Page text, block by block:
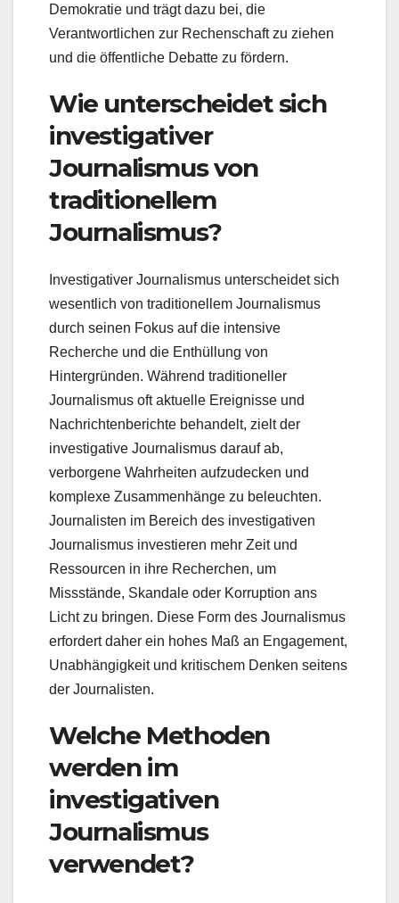
Demokratie und trägt dazu bei, die
Verantwortlichen zur Rechenschaft zu ziehen
und die öffentliche Debatte zu fördern.
Wie unterscheidet sich
investigativer
Journalismus von
traditionellem
Journalismus?
Investigativer Journalismus unterscheidet sich
wesentlich von traditionellem Journalismus
durch seinen Fokus auf die intensive
Recherche und die Enthüllung von
Hintergründen. Während traditioneller
Journalismus oft aktuelle Ereignisse und
Nachrichtenberichte behandelt, zielt der
investigative Journalismus darauf ab,
verborgene Wahrheiten aufzudecken und
komplexe Zusammenhänge zu beleuchten.
Journalisten im Bereich des investigativen
Journalismus investieren mehr Zeit und
Ressourcen in ihre Recherchen, um
Missstände, Skandale oder Korruption ans
Licht zu bringen. Diese Form des Journalismus
erfordert daher ein hohes Maß an Engagement,
Unabhängigkeit und kritischem Denken seitens
der Journalisten.
Welche Methoden
werden im
investigativen
Journalismus
verwendet?